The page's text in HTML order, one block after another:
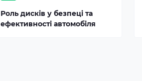
Роль дисків у безпеці та
ефективності автомобіля